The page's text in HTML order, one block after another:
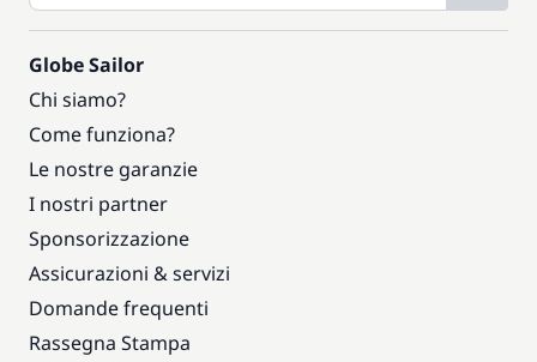
Globe Sailor
Chi siamo?
Come funziona?
Le nostre garanzie
I nostri partner
Sponsorizzazione
Assicurazioni & servizi
Domande frequenti
Rassegna Stampa